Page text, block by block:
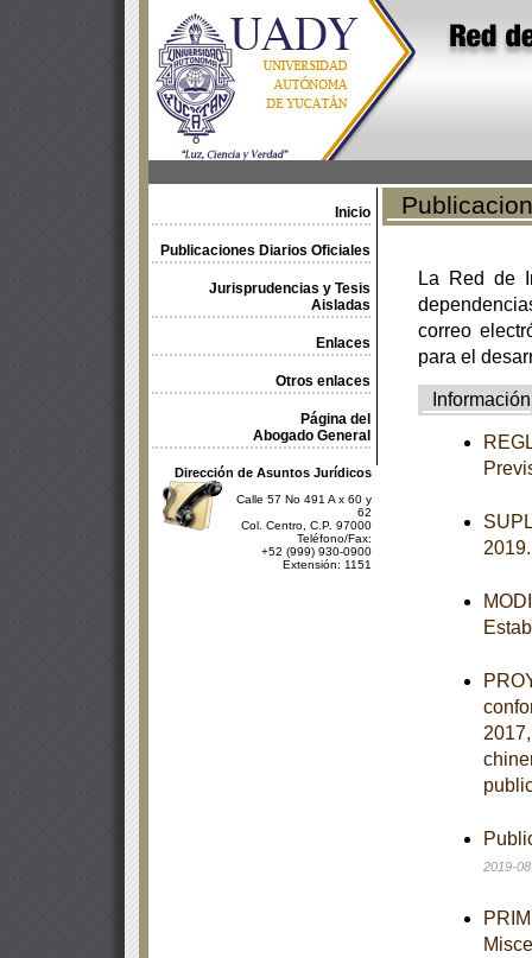
Inicio
Publicaciones Diarios Oficiales
Jurisprudencias y Tesis
Aisladas
Enlaces
Otros enlaces
Página del
Abogado General
Dirección de Asuntos Jurídicos
Calle 57 No 491 A x 60 y
62
Col. Centro, C.P. 97000
Teléfono/Fax:
+52 (999) 930-0900
Extensión: 1151
La Red de
correo
para el
Información
2019-